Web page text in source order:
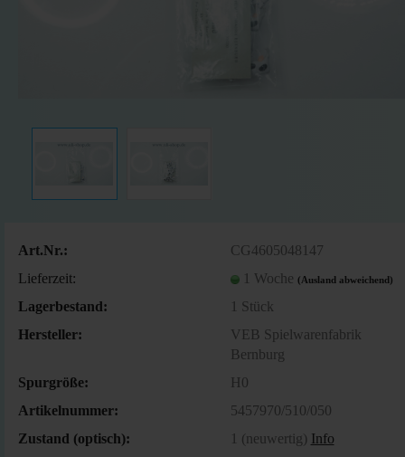
Art.Nr.:
CG4605048147
Lieferzeit:
1 Woche (Ausland abweichend)
Lagerbestand: 1 Stück
Hersteller:
VEB Spielwarenfabrik
Bernburg
Spurgröße:
H0
Artikelnummer:
5457970/510/050
Zustand (optisch):
1 (neuwertig) Info